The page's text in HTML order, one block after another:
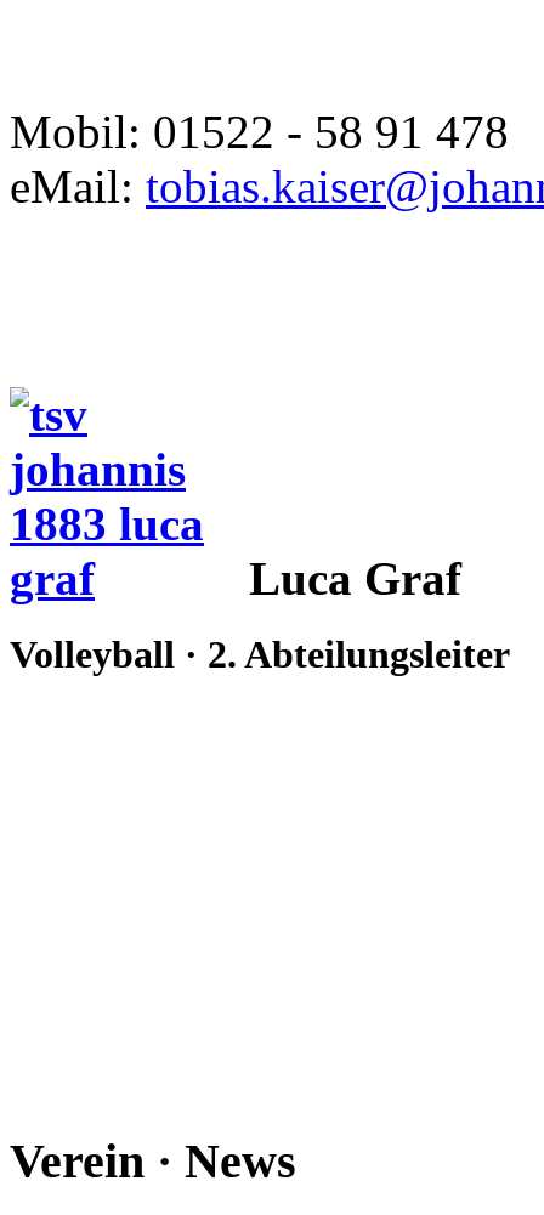
Mobil: 01522 - 58 91 478
eMail:
Luca Graf
Volleyball · 2. Abteilungsleiter
Verein · News